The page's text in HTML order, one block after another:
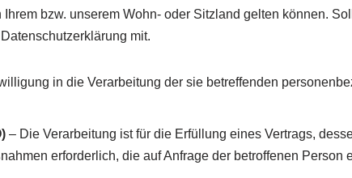
bzw. unserem Wohn- oder Sitzland gelten können.
mit.
in die Verarbeitung der sie betreffenden
– Die Verarbeitung ist für die Erfüllung eines Vertrags,
erforderlich, die auf Anfrage der betroffenen Person